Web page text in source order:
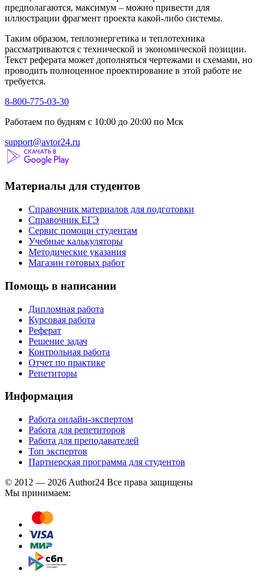
предполагаются, максимум – можно привести для
иллюстрации фрагмент проекта какой-либо системы.
Таким образом, теплоэнергетика и теплотехника
рассматриваются с технической и экономической позиции.
Текст реферата может дополняться чертежами и схемами, но
проводить полноценное проектирование в этой работе не
требуется.
8-800-775-03-30
Работаем по будням с 10:00 до 20:00 по Мск
support@avtor24.ru
Материалы для студентов
Справочник материалов для подготовки
Справочник ЕГЭ
Сервис помощи студентам
Учебные калькуляторы
Методические указания
Магазин готовых работ
Помощь в написании
Дипломная работа
Курсовая работа
Реферат
Решение задач
Контрольная работа
Отчет по практике
Репетиторы
Информация
Работа онлайн-экспертом
Работа для репетиторов
Работа для преподавателей
Топ экспертов
Партнерская программа для студентов
© 2012 — 2026 Author24 Все права защищены
Мы принимаем: